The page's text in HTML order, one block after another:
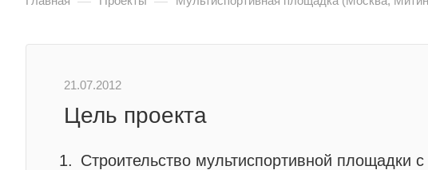
21.07.2012
Цель проекта
Строительство мультиспортивной площадки